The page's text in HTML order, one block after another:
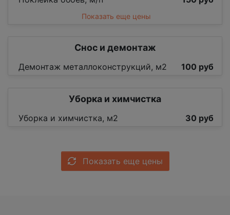
Показать еще цены
Снос и демонтаж
Демонтаж металлоконструкций, м2 100 руб
Уборка и химчистка
Уборка и химчистка, м2 30 руб
Показать еще цены